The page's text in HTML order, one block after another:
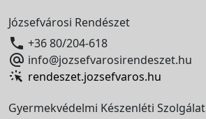
Józsefvárosi Rendészet
 +36 80/204-618
 info@jozsefvarosirendeszet.hu
rendeszet.jozsefvaros.hu
Gyermekvédelmi Készenléti Szolgálat